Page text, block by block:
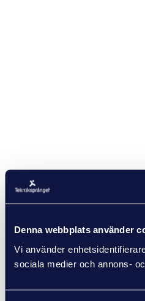
Denna webbplats använder
Vi använder
sociala medier och annons-